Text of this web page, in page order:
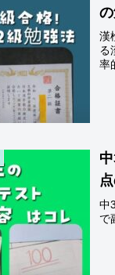
漢
る
率
中
で